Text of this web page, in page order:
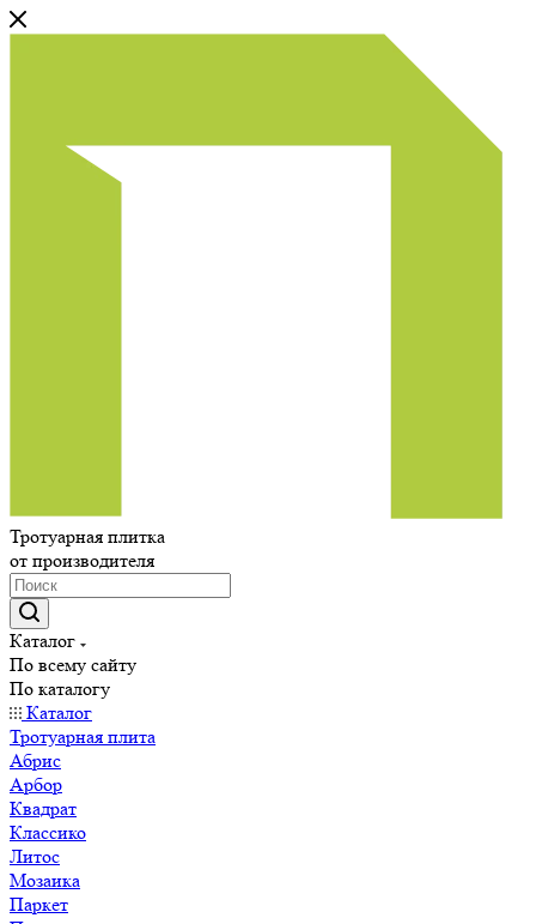
Тротуарная плитка
от производителя
Каталог
По всему сайту
По каталогу
Каталог
Тротуарная плита
Абрис
Арбор
Квадрат
Классико
Литос
Мозаика
Паркет